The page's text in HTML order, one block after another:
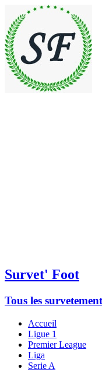
Survet' Foot
Tous les
Accueil
Ligue 1
Premier League
Liga
Serie A